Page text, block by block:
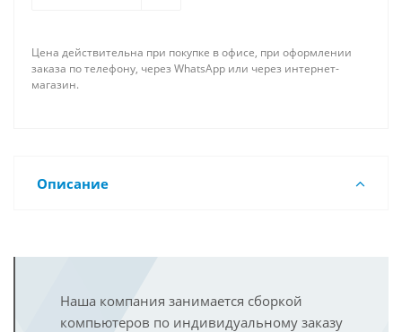
Цена действительна при покупке в офисе, при оформлении
заказа по телефону, через WhatsApp или через интернет-
магазин.
Описание
Наша компания занимается сборкой
компьютеров по индивидуальному заказу